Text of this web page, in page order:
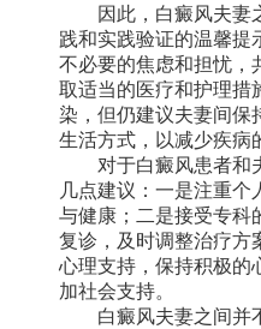
因此，白癜风夫妻
践和实践验证的温馨提
不必要的焦虑和担忧，
取适当的医疗和护理措
染，但仍建议夫妻间保
生活方式，以减少疾病
对于白癜风患者和
几点建议：一是注重个
与健康；二是接受专科
复诊，及时调整治疗方
心理支持，保持积极的
加社会支持。
白癜风夫妻之间并